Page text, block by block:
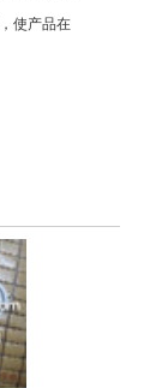
，使产品在